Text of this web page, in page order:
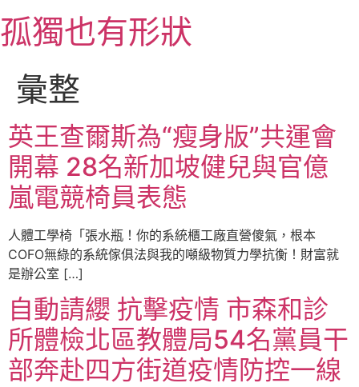
至
主
孤獨也有形狀
彙整
英王查爾斯為“瘦身版”共運會
開幕 28名新加坡健兒與官億
嵐電競椅員表態
人體工學椅「張水瓶！你的系統櫃工廠直營傻氣，根本
COFO無綠的系統傢俱法與我的噸級物質力學抗衡！財富就
是辦公室 […]
自動請纓 抗擊疫情 市森和診
所體檢北區教體局54名黨員干
部奔赴四方街道疫情防控一線